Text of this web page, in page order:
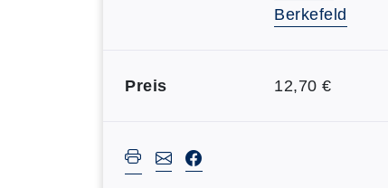
Berkefeld
Preis 12,70 €